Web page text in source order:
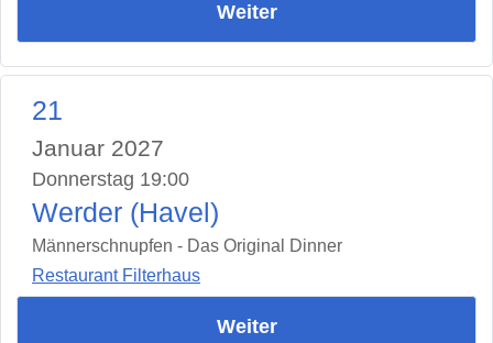
Weiter
21
Januar 2027
Donnerstag 19:00
Werder (Havel)
Männerschnupfen - Das Original Dinner
Restaurant Filterhaus
Weiter